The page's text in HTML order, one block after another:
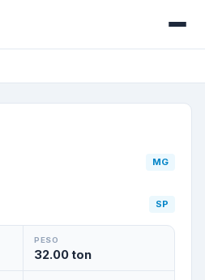
MG
SP
PESO
32.00ton